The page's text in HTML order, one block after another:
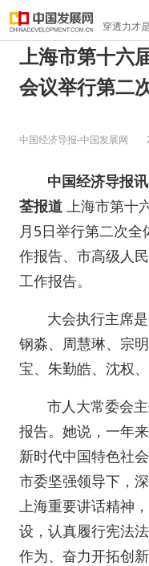
穿透力才
上海市第十六
会议举行第二
中国经济导报-中国发展网
中国经济导报
荃报道 上海市第十
月5日举行第二次
作报告、市高级人
工作报告。
大会执行主席
钢淼、周慧琳、宗
宝、朱勤皓、沈权
市人大常委会
报告。她说，一年
新时代中国特色社
市委坚强领导下，
上海重要讲话精神
设，认真履行宪法
作为、奋力开拓创